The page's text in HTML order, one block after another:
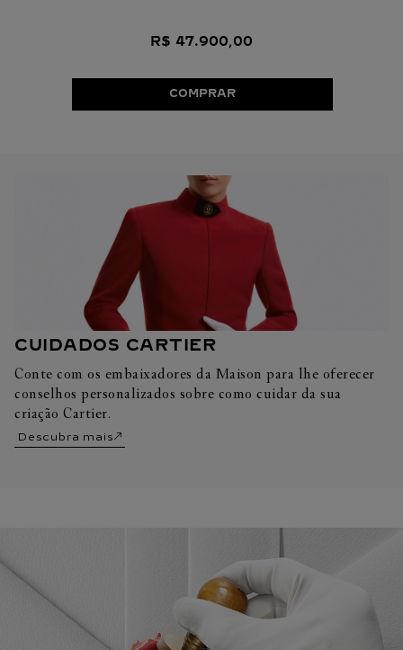
R$ 47.900,00
COMPRAR
CUIDADOS CARTIER
Conte com os embaixadores da Maison para lhe oferecer
conselhos personalizados sobre como cuidar da sua
criação Cartier.
Descubra mais